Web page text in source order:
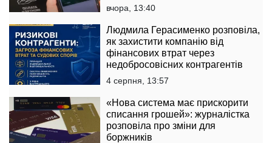
вчора, 13:40
Людмила Герасименко розповіла,
як захистити компанію від
фінансових втрат через
недобросовісних контрагентів
4 серпня, 13:57
«Нова система має прискорити
списання грошей»: журналістка
розповіла про зміни для
боржників